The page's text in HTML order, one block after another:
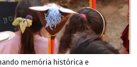
memória histórica e